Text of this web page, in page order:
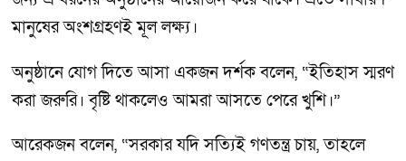
মানুষের অংশগ্রহণই মূল লক্ষ্য।
অনুষ্ঠানে যোগ দিতে আসা একজন দর্শক বলেন, “ইতিহাস স্মরণ
করা জরুরি। বৃষ্টি থাকলেও আমরা আসতে পেরে খুশি।”
আরেকজন বলেন, “সরকার যদি সত্যিই গণতন্ত্র চায়, তাহলে